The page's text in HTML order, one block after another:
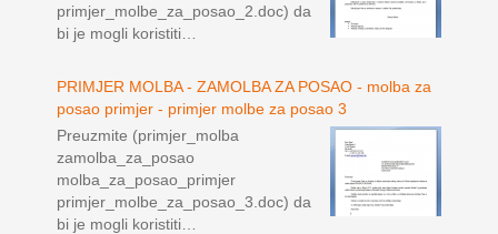
primjer_molbe_za_posao_2.doc) da
bi je mogli koristiti…
PRIMJER MOLBA - ZAMOLBA ZA POSAO - molba za
posao primjer - primjer molbe za posao 3
Preuzmite (primjer_molba
zamolba_za_posao
molba_za_posao_primjer
primjer_molbe_za_posao_3.doc) da
bi je mogli koristiti…